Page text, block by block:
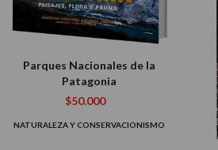
Parques Nacionales de la
Patagonia
$50.000
NATURALEZA Y CONSERVACIONISMO